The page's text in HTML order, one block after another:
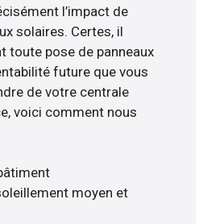
l’impact de
solaires. Certes, il
toute pose de panneaux
future que vous
de votre centrale
voici comment nous
moyen et